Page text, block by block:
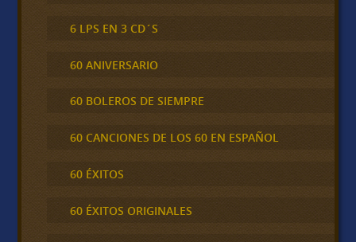
6 LPS EN 3 CD´S
60 ANIVERSARIO
60 BOLEROS DE SIEMPRE
60 CANCIONES DE LOS 60 EN ESPAÑOL
60 ÉXITOS
60 ÉXITOS ORIGINALES